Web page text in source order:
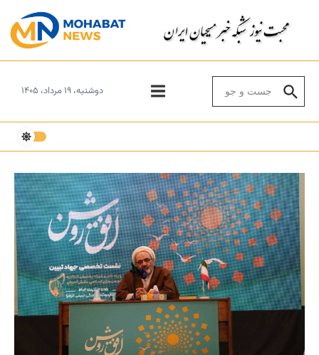
دوشنبه، ۱۹ مرداد، ۱۴۰۵